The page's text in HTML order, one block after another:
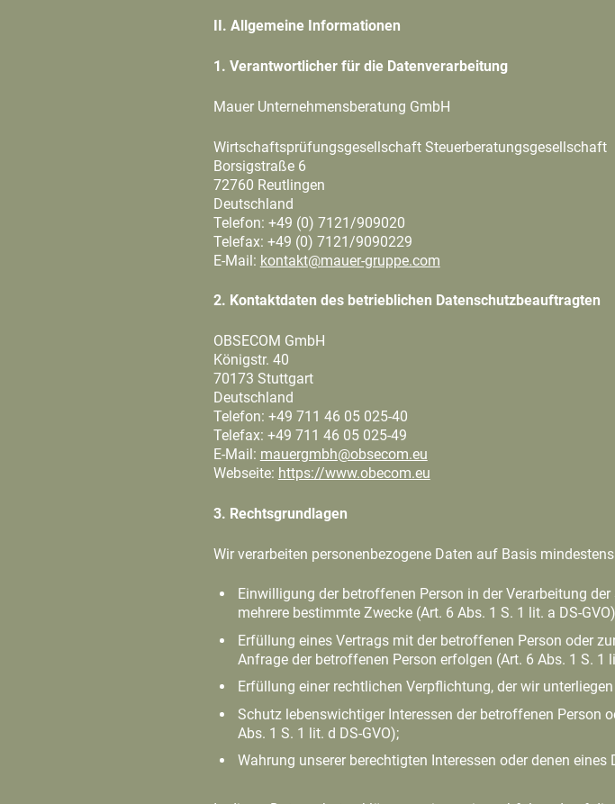
II. Allgemeine Informationen
1. Verantwortlicher für die Datenverarbeitung
Mauer Unternehmensberatung GmbH
Wirtschaftsprüfungsgesellschaft Steuerberatungsgesellschaft
Borsigstraße 6
72760 Reutlingen
Deutschland
Telefon: +49 (0) 7121/909020
Telefax: +49 (0) 7121/9090229
E-Mail: kontakt@mauer-gruppe.com
2. Kontaktdaten des betrieblichen Datenschutzbeauftragten
OBSECOM GmbH
Königstr. 40
70173 Stuttgart
Deutschland
Telefon: +49 711 46 05 025-40
Telefax: +49 711 46 05 025-49
E-Mail: mauergmbh@obsecom.eu
Webseite: https://www.obecom.eu
3. Rechtsgrundlagen
Wir verarbeiten personenbezogene Daten auf Basis
Einwilligung der betroffenen Person in der Verarbeitung
mehrere bestimmte Zwecke (Art. 6 Abs. 1 S. 1 lit. a DS-
Erfüllung eines Vertrags mit der betroffenen Person oder
Anfrage der betroffenen Person erfolgen (Art. 6 Abs. 1 S. 1
Erfüllung einer rechtlichen Verpflichtung, der wir
Schutz lebenswichtiger Interessen der betroffenen Person
Abs. 1 S. 1 lit. d DS-GVO);
Wahrung unserer berechtigten Interessen oder denen eines